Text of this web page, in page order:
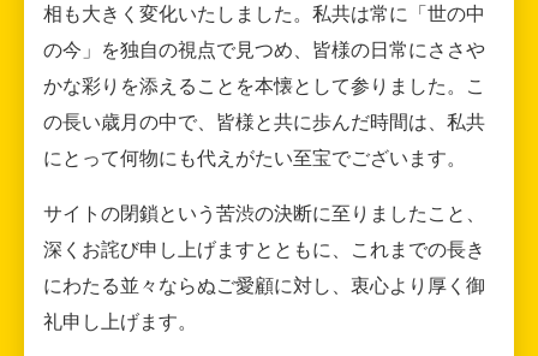
相も大きく変化いたしました。私共は常に「世の中
の今」を独自の視点で見つめ、皆様の日常にささや
かな彩りを添えることを本懐として参りました。こ
の長い歳月の中で、皆様と共に歩んだ時間は、私共
にとって何物にも代えがたい至宝でございます。
サイトの閉鎖という苦渋の決断に至りましたこと、
深くお詫び申し上げますとともに、これまでの長き
にわたる並々ならぬご愛顧に対し、衷心より厚く御
礼申し上げます。